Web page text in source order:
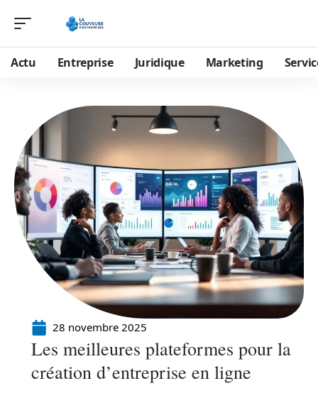
Actu Entreprise Juridique Marketing
28 novembre 2025
Les meilleures plateformes pour la
création d’entreprise en ligne